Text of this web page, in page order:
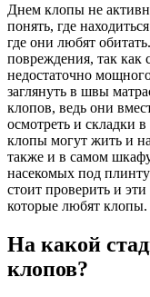
Днем клопы не
понять, где
где они любят
повреждения, так как
недостаточно
заглянуть в швы
клопов, ведь они
осмотреть и складки
клопы могут жить и
также и в самом
насекомых под
стоит проверить и
которые любят клопы.
На какой
клопов?